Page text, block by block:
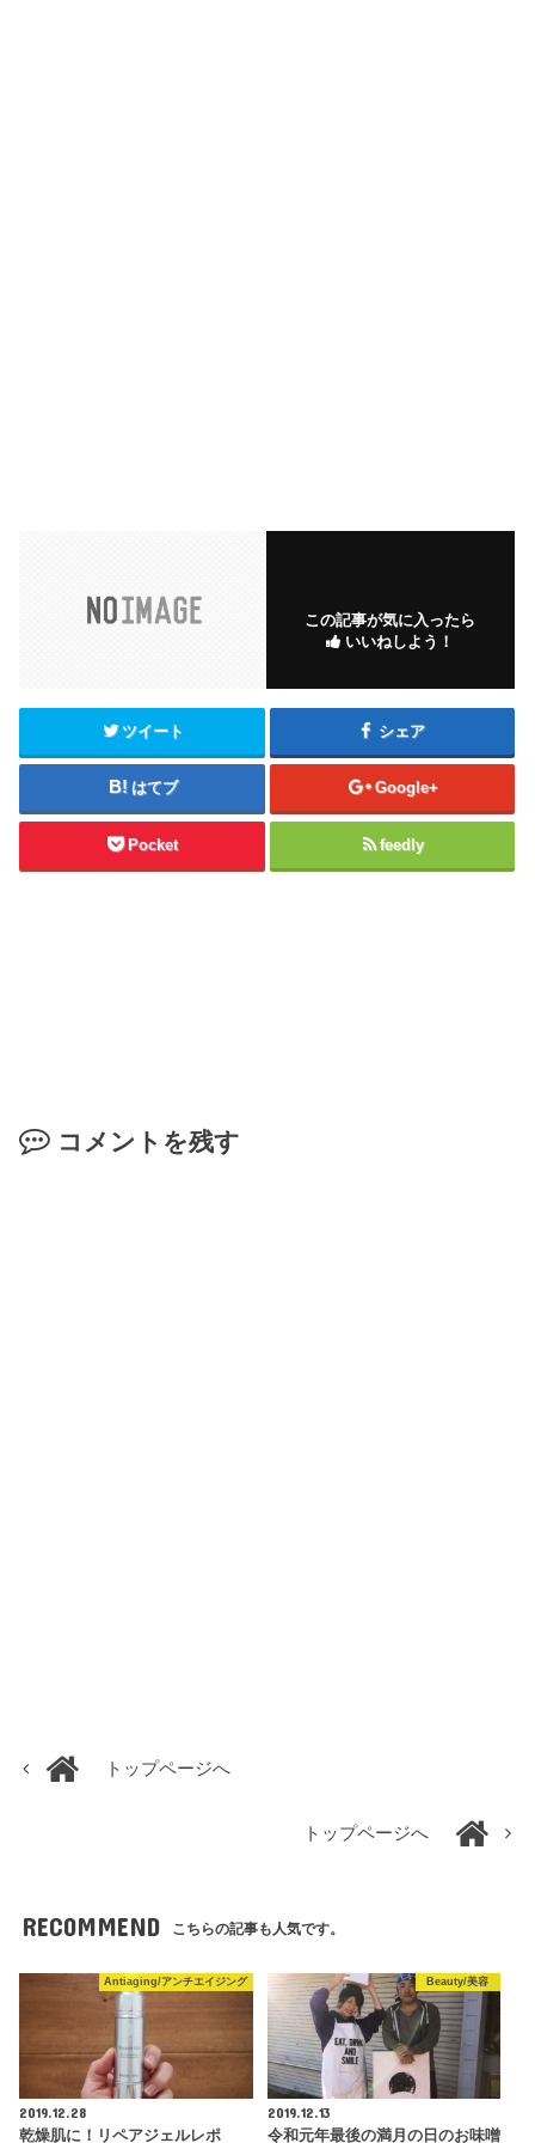
この記事が気に入ったら
いいねしよう！
ツイート シェア
はてブ Google+
Pocket feedly
コメントを残す
トップページへ
トップページへ
RECOMMEND こちらの記事も人気です。
Antiaging/アンチエイジング
2019.12.28
乾燥肌に！リペアジェルレポ
Beauty/美容
2019.12.13
令和元年最後の満月の日のお味噌